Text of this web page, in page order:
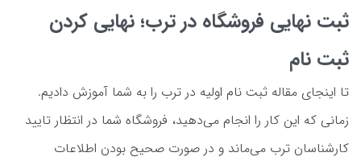
ثبت نهایی فروشگاه در ترب؛ نهایی کردن
ثبت نام
تا اینجای مقاله ثبت نام اولیه در ترب را به شما آموزش دادیم.
زمانی که این کار را انجام می‌دهید، فروشگاه شما در انتظار تایید
کارشناسان ترب می‌ماند و در صورت صحیح بودن اطلاعات